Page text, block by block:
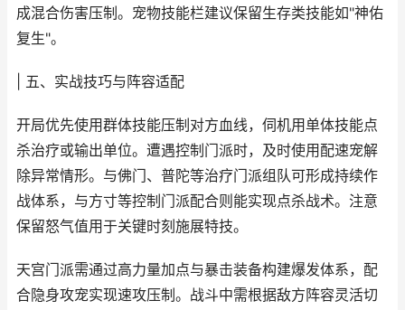
成混合伤害压制。宠物技能栏建议保留生存类技能如"神佑
复生"。
| 五、实战技巧与阵容适配
开局优先使用群体技能压制对方血线，伺机用单体技能点
杀治疗或输出单位。遭遇控制门派时，及时使用配速宠解
除异常情形。与佛门、普陀等治疗门派组队可形成持续作
战体系，与方寸等控制门派配合则能实现点杀战术。注意
保留怒气值用于关键时刻施展特技。
天宫门派需通过高力量加点与暴击装备构建爆发体系，配
合隐身攻宠实现速攻压制。战斗中需根据敌方阵容灵活切